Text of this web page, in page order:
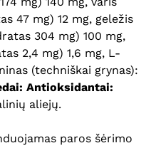
47 mg) 12 mg, geležis
304 mg) 100 mg,
2,4 mg) 1,6 mg, L-
(techniškai grynas):
Antioksidantai:
aliejų.
paros šėrimo